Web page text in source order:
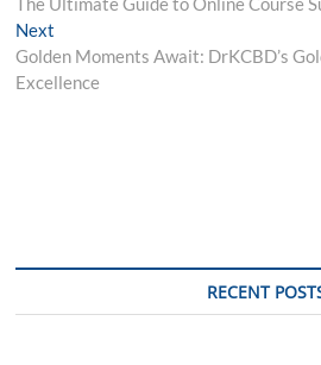
navigation
Next
post:
Golden Moments Await: DrKCBD’s
Excellence
RECENT